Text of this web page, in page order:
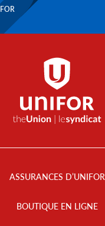
ASSURANCES D’UNIFOR
BOUTIQUE EN LIGNE